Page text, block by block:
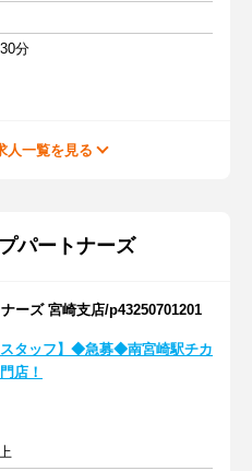
分
人一覧を見る
パートナーズ
ーズ 宮崎支店/p43250701201
スタッフ】◆急募◆南宮崎駅チカ
店！